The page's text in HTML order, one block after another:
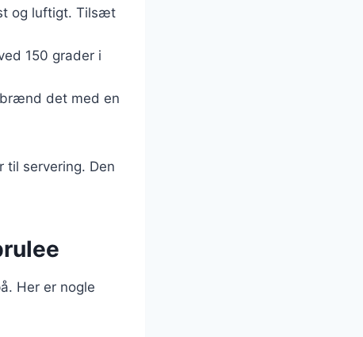
og luftigt. Tilsæt
150 grader i
det med en
til servering. Den
Her er nogle